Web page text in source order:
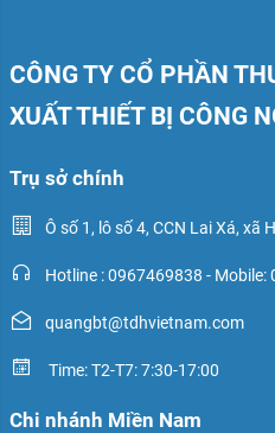
CÔNG TY CỔ PHẦN
XUẤT THIẾT BỊ CÔNG
Trụ sở chính
Ô số 1, lô số 4, CCN Lai Xá, xã
Hotline : 0967469838 - Mobile:
quangbt@tdhvietnam.com
Time: T2-T7: 7:30-17:00
Chi nhánh Miền Nam